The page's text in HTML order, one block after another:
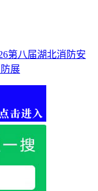
第八届湖北消防安
展